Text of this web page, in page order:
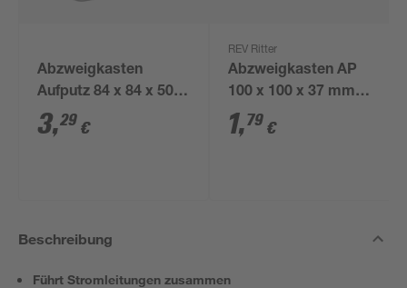
Abzweigkasten
Aufputz 84 x 84 x 50
mm IP54
3,29 €
REV Ritter
Abzweigkasten AP
100 x 100 x 37 mm
grau
1,79 €
Beschreibung
Führt Stromleitungen zusammen